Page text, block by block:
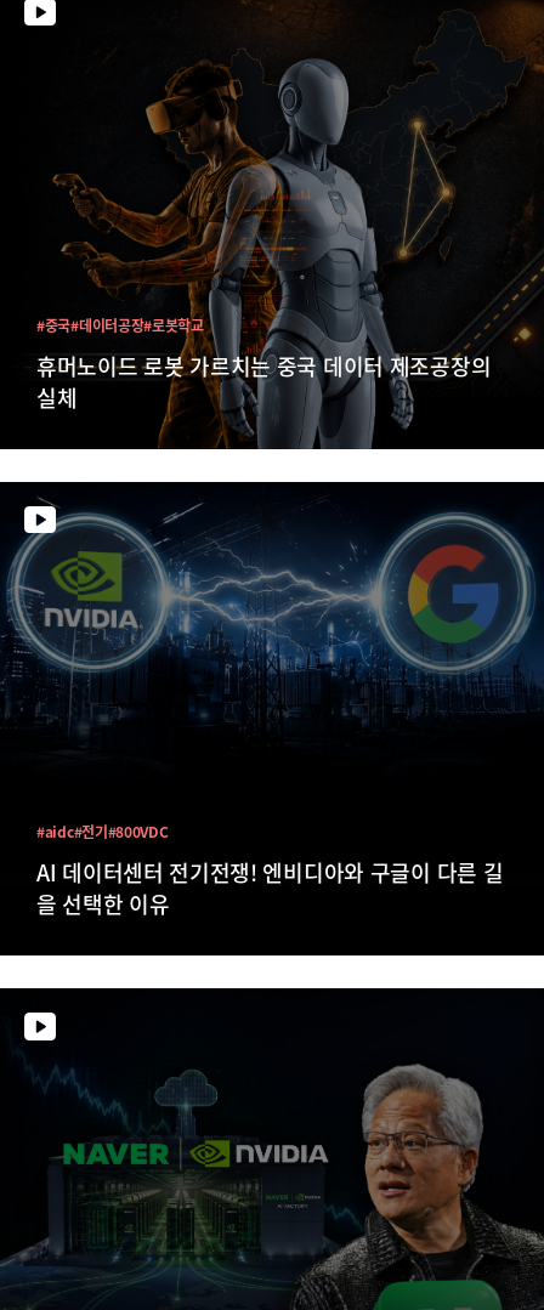
휴머노이드 로봇 가르치는 중국 데이터 제조공장의
실체
#중국#데이터공장#로봇학교
AI 데이터센터 전기전쟁! 엔비디아와 구글이 다른 길
을 선택한 이유
#aidc#전기#800VDC